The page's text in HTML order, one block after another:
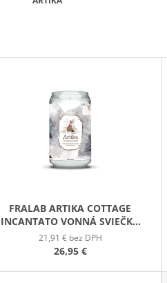
FRALAB ARTIKA COTTAGE
INCANTATO VONNÁ SVIEČKA
390G
21,91 € bez DPH
26,95 €